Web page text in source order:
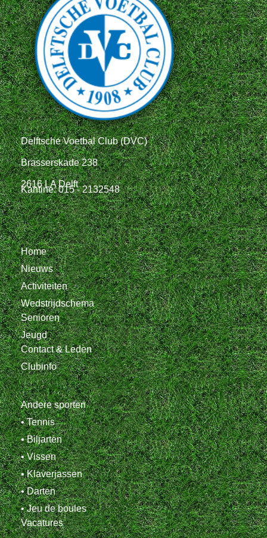
Delftsche Voetbal Club (DVC)
Brasserskade 238
2616 LA Delft
Kantine: 015 - 2132548
Home
Nieuws
Activiteiten
Wedstrijdschema
Senioren
Jeugd
Contact & Leden
Clubinfo
Andere sporten
• Tennis
• Biljarten
• Vissen
• Klaverjassen
• Darten
• Jeu de boules
Vacatures